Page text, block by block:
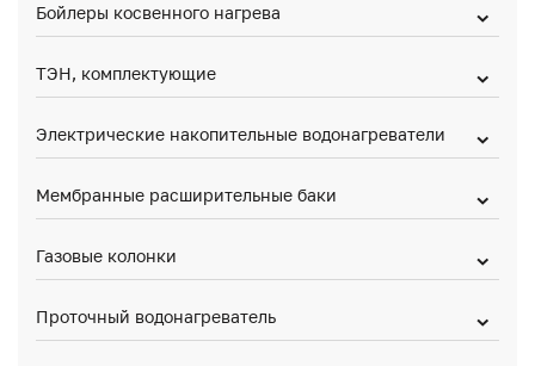
Бойлеры косвенного нагрева
ТЭН, комплектующие
Электрические накопительные водонагреватели
Мембранные расширительные баки
Газовые колонки
Проточный водонагреватель